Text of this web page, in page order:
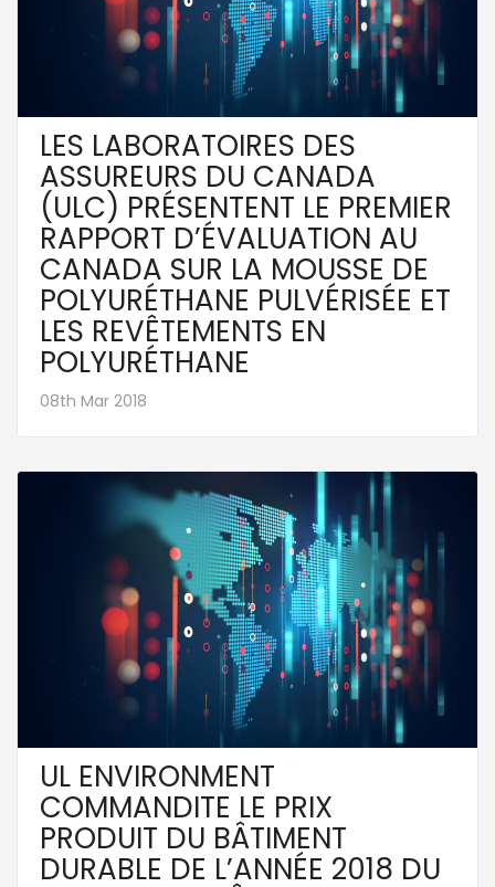
LES LABORATOIRES DES
ASSUREURS DU CANADA
(ULC) PRÉSENTENT LE PREMIER
RAPPORT D’ÉVALUATION AU
CANADA SUR LA MOUSSE DE
POLYURÉTHANE PULVÉRISÉE ET
LES REVÊTEMENTS EN
POLYURÉTHANE
08th Mar 2018
UL ENVIRONMENT
COMMANDITE LE PRIX
PRODUIT DU BÂTIMENT
DURABLE DE L’ANNÉE 2018 DU